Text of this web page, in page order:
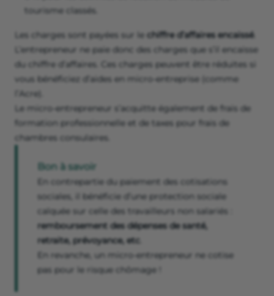
tourisme classés.
Les charges sont payées sur le chiffre d’affaires encaissé.
L’entrepreneur ne paie donc des charges que s’il encaisse
du chiffre d’affaires. Ces charges peuvent être réduites si
vous bénéficiez d’aides en micro-entreprise (comme
l’Acre).
Le micro-entrepreneur s’acquitte également de frais de
formation professionnelle et de taxes pour frais de
chambres consulaires.
Bon à savoir
En contrepartie du paiement des cotisations
sociales, il bénéficie d’une protection sociale
calquée sur celle des travailleurs non salariés :
remboursement des dépenses de santé,
retraite, prévoyance, etc
En revanche, un micro-entrepreneur ne cotise
pas pour le risque chômage !